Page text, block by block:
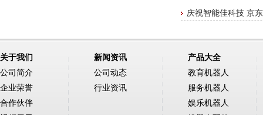
庆祝智能佳科技 京
关于我们
公司简介
企业荣誉
合作伙伴
新闻资讯
公司动态
行业资讯
产品大全
教育机器人
服务机器人
娱乐机器人